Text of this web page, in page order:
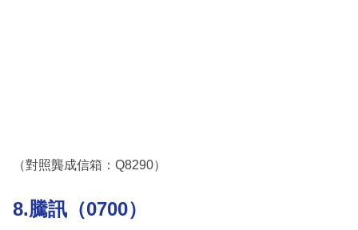
（對照龔成信箱：Q8290）
8.騰訊（0700）